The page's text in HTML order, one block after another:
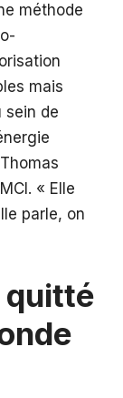
méthode
mais
sein de
« Elle
parle, on
quitté